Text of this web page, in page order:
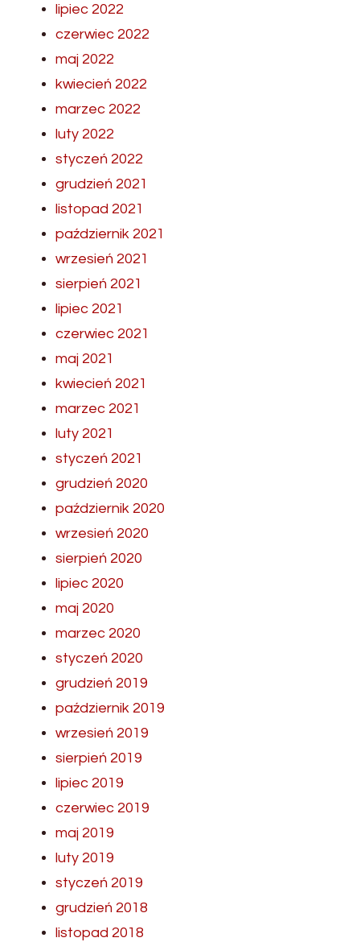
lipiec 2022
czerwiec 2022
maj 2022
kwiecień 2022
marzec 2022
luty 2022
styczeń 2022
grudzień 2021
listopad 2021
październik 2021
wrzesień 2021
sierpień 2021
lipiec 2021
czerwiec 2021
maj 2021
kwiecień 2021
marzec 2021
luty 2021
styczeń 2021
grudzień 2020
październik 2020
wrzesień 2020
sierpień 2020
lipiec 2020
maj 2020
marzec 2020
styczeń 2020
grudzień 2019
październik 2019
wrzesień 2019
sierpień 2019
lipiec 2019
czerwiec 2019
maj 2019
luty 2019
styczeń 2019
grudzień 2018
listopad 2018